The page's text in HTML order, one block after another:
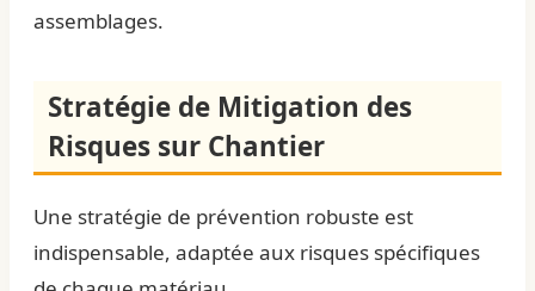
assemblages.
Stratégie de Mitigation des
Risques sur Chantier
Une stratégie de prévention robuste est
indispensable, adaptée aux risques spécifiques